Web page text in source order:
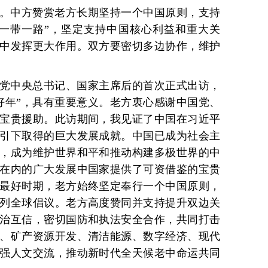
中方赞赏老方长期坚持一个中国原则，支持
带一路”，坚定支持中国核心利益和重大关
发挥更大作用。双方要密切多边协作，维护
中央总书记、国家主席后的首次正式出访，
”，具有重要意义。老方衷心感谢中国党、
贵援助。此访期间，我见证了中国在习近平
下取得的巨大发展成就。中国已成为社会主
成为维护世界和平和推动构建多极世界的中
内的广大发展中国家提供了可资借鉴的宝贵
好时期，老方始终坚定奉行一个中国原则，
全球倡议。老方高度赞同并支持提升双边关
互信，密切国防和执法安全合作，共同打击
矿产资源开发、清洁能源、数字经济、现代
人文交流，推动新时代全天候老中命运共同